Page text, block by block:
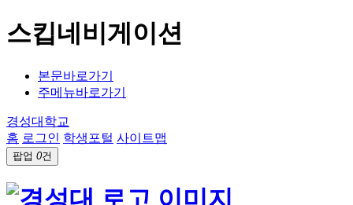
스킵네비게이션
본문바로가기
주메뉴바로가기
경성대학교
홈 로그인 학생포털 사이트맵
팝업 0건